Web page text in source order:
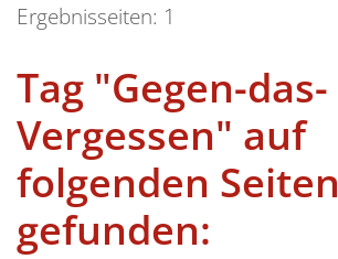
Ergebnisseiten: 1
Tag "Gegen-das-
Vergessen" auf
folgenden Seiten
gefunden: